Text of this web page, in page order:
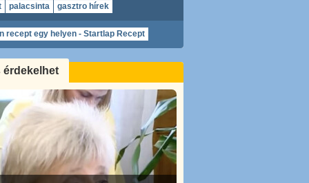
palacsinta gasztro hírek
recept egy helyen - Startlap Recept
érdekelhet